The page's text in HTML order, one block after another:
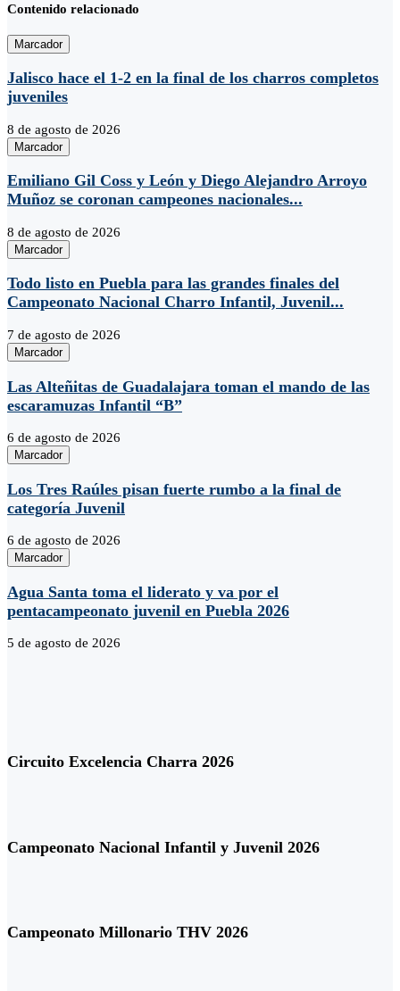
Contenido relacionado
Marcador
Jalisco hace el 1-2 en la final de los charros completos
juveniles
8 de agosto de 2026
Marcador
Emiliano Gil Coss y León y Diego Alejandro Arroyo
Muñoz se coronan campeones nacionales...
8 de agosto de 2026
Marcador
Todo listo en Puebla para las grandes finales del
Campeonato Nacional Charro Infantil, Juvenil...
7 de agosto de 2026
Marcador
Las Alteñitas de Guadalajara toman el mando de las
escaramuzas Infantil “B”
6 de agosto de 2026
Marcador
Los Tres Raúles pisan fuerte rumbo a la final de
categoría Juvenil
6 de agosto de 2026
Marcador
Agua Santa toma el liderato y va por el
pentacampeonato juvenil en Puebla 2026
5 de agosto de 2026
Circuito Excelencia Charra 2026
Campeonato Nacional Infantil y Juvenil 2026
Campeonato Millonario THV 2026